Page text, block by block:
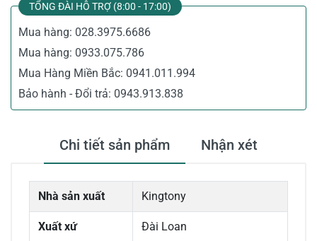
TỔNG ĐÀI HỖ TRỢ (8:00 - 17:00)
Mua hàng: 028.3975.6686
Mua hàng: 0933.075.786
Mua Hàng Miền Bắc: 0941.011.994
Bảo hành - Đổi trả: 0943.913.838
Chi tiết sản phẩm Nhận xét
Nhà sản xuất Kingtony
Xuất xứ Đài Loan